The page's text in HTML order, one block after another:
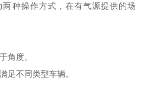
种操作方式，在有气源提供的场
角度。
足不同类型车辆。